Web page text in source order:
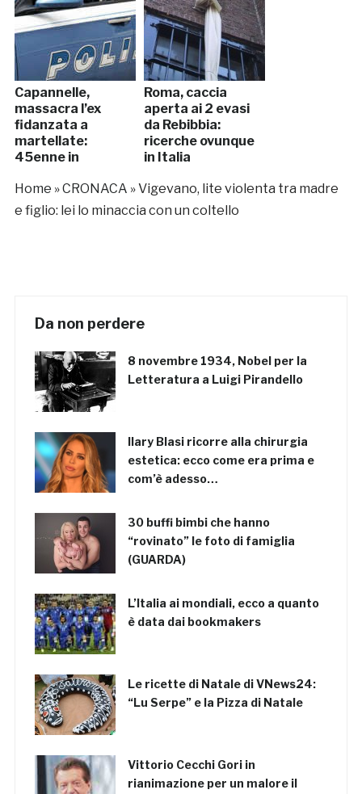
Capannelle,
massacra l’ex
fidanzata a
martellate:
45enne in
Roma, caccia
aperta ai 2 evasi
da Rebibbia:
ricerche ovunque
in Italia
Home »CRONACA »Vigevano, lite violenta tra madre
e figlio: lei lo minaccia con un coltello
Da non perdere
8 novembre 1934, Nobel per la
Letteratura a Luigi Pirandello
Ilary Blasi ricorre alla chirurgia
estetica: ecco come era prima e
com’è adesso…
30 buffi bimbi che hanno
“rovinato” le foto di famiglia
(GUARDA)
L’Italia ai mondiali, ecco a quanto
è data dai bookmakers
Le ricette di Natale di VNews24:
“Lu Serpe” e la Pizza di Natale
Vittorio Cecchi Gori in
rianimazione per un malore il